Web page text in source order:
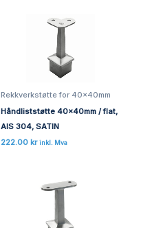
Rekkverkstøtte for 40x40mm
Håndliststøtte 40x40mm / flat,
AIS 304, SATIN
222.00 kr inkl. Mva